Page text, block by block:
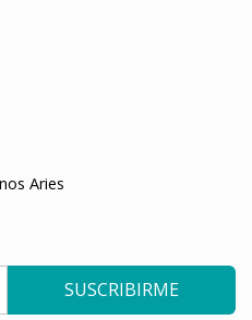
Aries
SUSCRIBIRME